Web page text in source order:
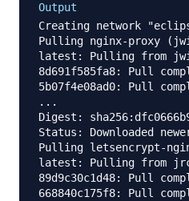
Output
Creating network
Pulling nginx-proxy
latest: Pulling from
8d691f585fa8: Pull
5b07f4e08ad0: Pull
...
Digest:
Status: Downloaded
Pulling letsencrypt-
latest: Pulling from
89d9c30c1d48: Pull
668840c175f8: Pull